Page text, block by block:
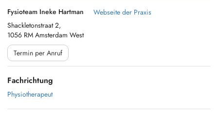
Fysioteam Ineke Hartman
Shackletonstraat 2,
1056 RM Amsterdam West
Webseite der Praxis
Termin per Anruf
Fachrichtung
Physiotherapeut